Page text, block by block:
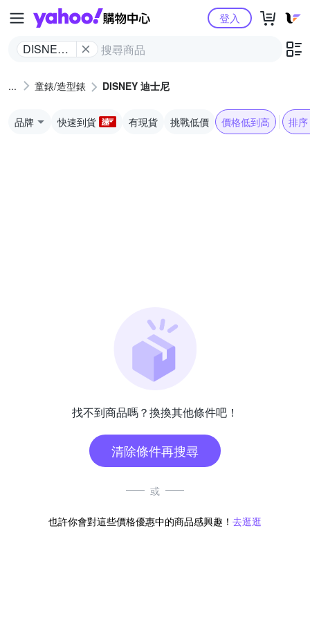
Yahoo購物中心
DISNEY
登入
童錶/造型錶 DISNEY 迪士尼
品牌 快速到貨 有現貨 挑戰低價 價格低到高 排序
找不到商品嗎？換換其他條件吧！
清除條件再搜尋
或
也許你會對這些價格優惠中的商品感興趣！ 去逛逛